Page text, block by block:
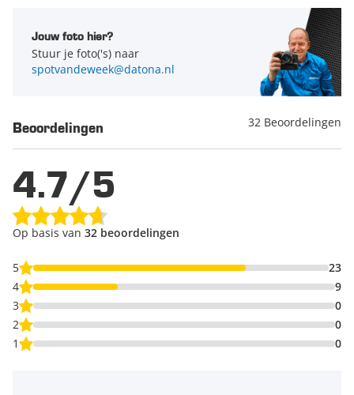
Jouw foto hier?
Stuur je foto('s) naar
spotvandeweek@datona.nl
Beoordelingen 32 Beoordelingen
4.7/5
Op basis van 32 beoordelingen
5
23
4
9
3
0
2
0
1
0